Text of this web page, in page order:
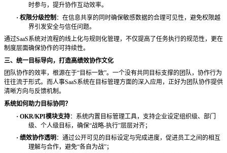
时参与，提升协作互动效率。
· 权限分级控制 ：在信息共享的同时确保敏感数据的合理可见性，避免权限越
界引发安全与信任问题。
通过SaaS系统对流程的线上化与规则化管理，不仅提高了任务执行的规范性，更在
制度层面确保协作的可持续性。
三、统一目标导向，打造高绩效协作文化
团队协作的效率，根源在于“目标一致”。一个没有共同目标支撑的团队，协作行为
往往流于形式。而人事SaaS系统在目标管理方面的深入应用，正好为团队协作提供
清晰方向与反馈机制。
系统如何助力目标协同？
· OKR/KPI模块支持：系统内置目标管理工具，支持企业设定组织级、部门
级、个人级目标，确保“战略-执行”层层对齐；
· 绩效协作透明 ：通过公开可见的目标设定与完成进度，促进员工之间的相互
理解与合作，避免“各自为战”；